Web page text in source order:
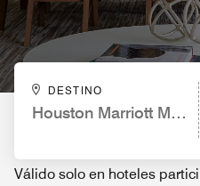
DESTINO
Houston Marriott
Válido solo en hoteles